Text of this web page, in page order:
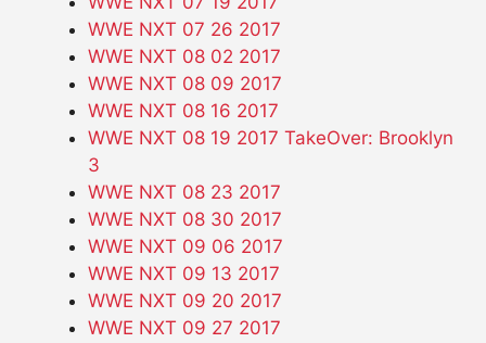
WWE NXT 07 26 2017
WWE NXT 08 02 2017
WWE NXT 08 09 2017
WWE NXT 08 16 2017
WWE NXT 08 19 2017 TakeOver: Brooklyn
3
WWE NXT 08 23 2017
WWE NXT 08 30 2017
WWE NXT 09 06 2017
WWE NXT 09 13 2017
WWE NXT 09 20 2017
WWE NXT 09 27 2017